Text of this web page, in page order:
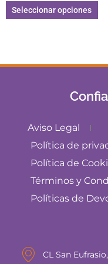
Seleccionar opciones
Aviso Legal
Política de
Política de
Términos y
Políticas de
CL San